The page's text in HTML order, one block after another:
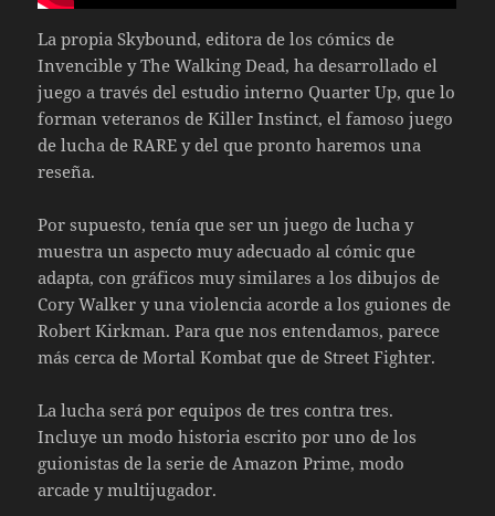
La propia Skybound, editora de los cómics de
Invencible y The Walking Dead, ha desarrollado el
juego a través del estudio interno Quarter Up, que lo
forman veteranos de Killer Instinct, el famoso juego
de lucha de RARE y del que pronto haremos una
reseña.
Por supuesto, tenía que ser un juego de lucha y
muestra un aspecto muy adecuado al cómic que
adapta, con gráficos muy similares a los dibujos de
Cory Walker y una violencia acorde a los guiones de
Robert Kirkman. Para que nos entendamos, parece
más cerca de Mortal Kombat que de Street Fighter.
La lucha será por equipos de tres contra tres.
Incluye un modo historia escrito por uno de los
guionistas de la serie de Amazon Prime, modo
arcade y multijugador.